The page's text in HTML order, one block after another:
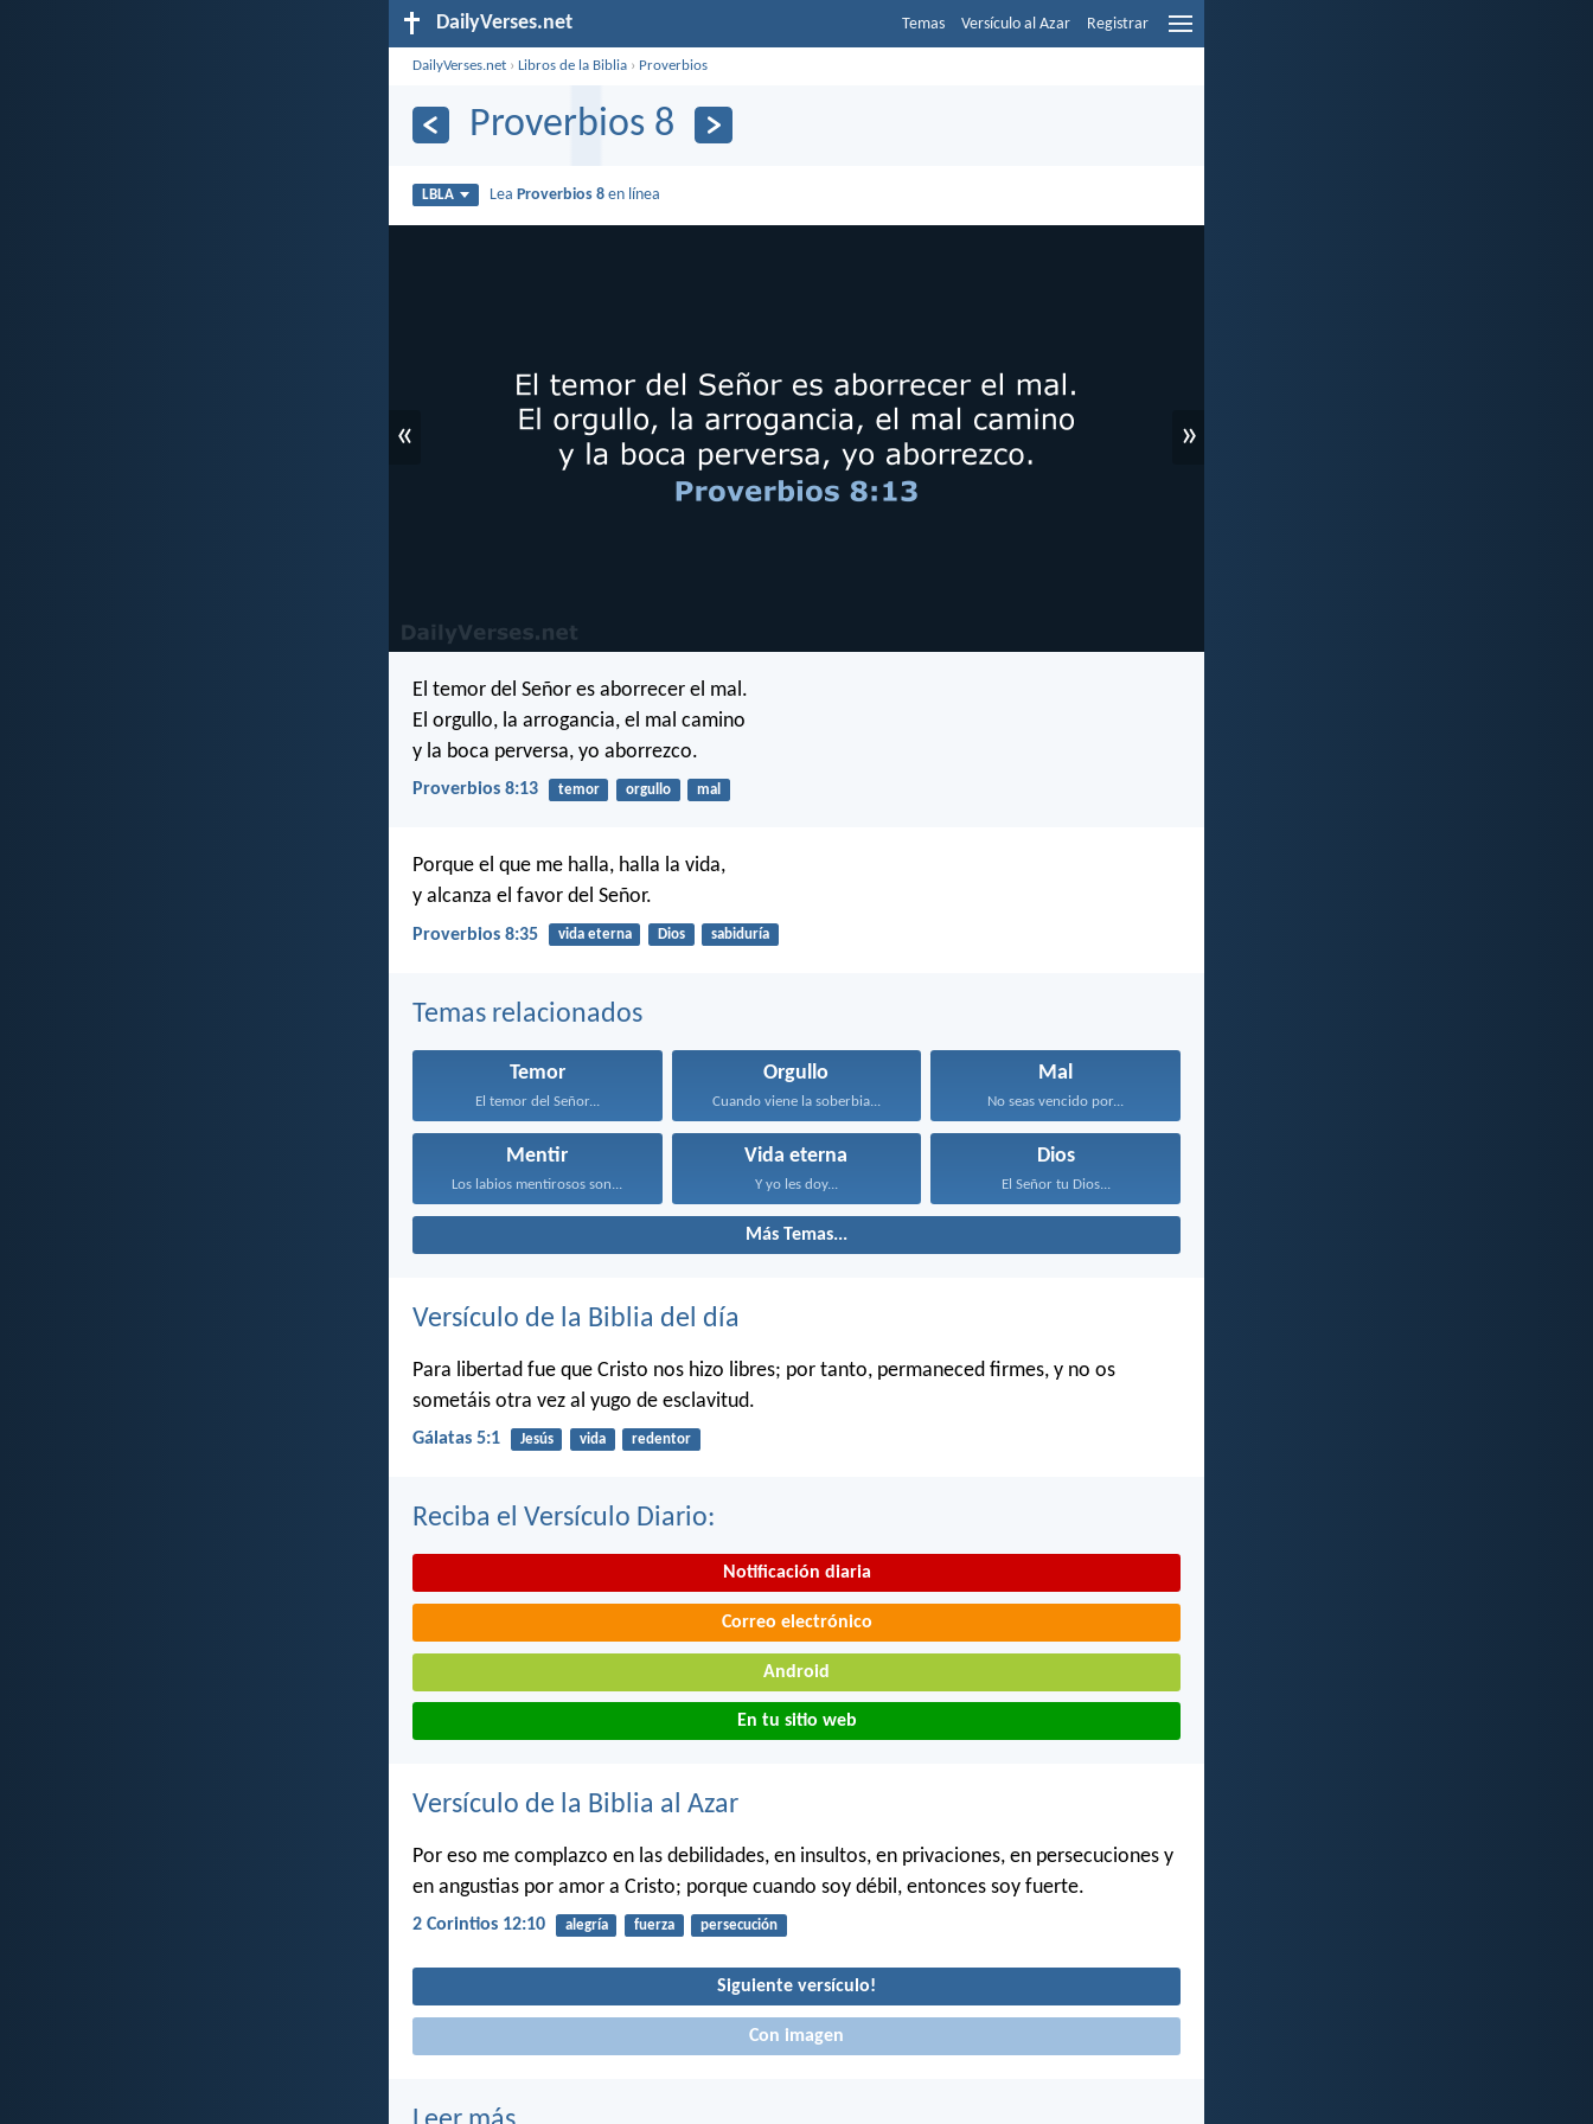
DailyVerses.net Temas Versículo al Azar Registrar
DailyVerses.net ›Libros de la Biblia › Proverbios
Proverbios 8
LBLA Lea Proverbios 8 en línea
« »
El temor del Señor es aborrecer el mal.
El orgullo, la arrogancia, el mal camino
y la boca perversa, yo aborrezco.
Proverbios 8:13 temor orgullo mal
Porque el que me halla, halla la vida,
y alcanza el favor del Señor.
Proverbios 8:35 vida eterna Dios sabiduría
Temas relacionados
Temor
El temor del Señor...
Orgullo
Cuando viene la soberbia...
Mal
No seas vencido por...
Mentir
Los labios mentirosos son...
Vida eterna
Y yo les doy...
Dios
El Señor tu Dios...
Más Temas...
Versículo de la Biblia del día
Para libertad fue que Cristo nos hizo libres; por tanto, permaneced firmes, y no os
sometáis otra vez al yugo de esclavitud.
Gálatas 5:1 Jesús vida redentor
Reciba el Versículo Diario:
Notificación diaria
Correo electrónico
Android
En tu sitio web
Versículo de la Biblia al Azar
Por eso me complazco en las debilidades, en insultos, en privaciones, en persecuciones y
en angustias por amor a Cristo; porque cuando soy débil, entonces soy fuerte.
2 Corintios 12:10 alegría fuerza persecución
Siguiente versículo!
Con imagen